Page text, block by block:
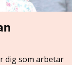
dig som arbetar